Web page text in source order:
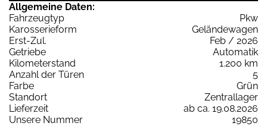
Allgemeine Daten:
Fahrzeugtyp
Pkw
Karosserieform
Geländewagen
Erst-Zul.
Feb / 2026
Getriebe
Automatik
Kilometerstand
1.200 km
Anzahl der Türen
5
Farbe
Grün
Standort
Zentrallager
Lieferzeit
ab ca. 19.08.2026
Unsere Nummer
19850